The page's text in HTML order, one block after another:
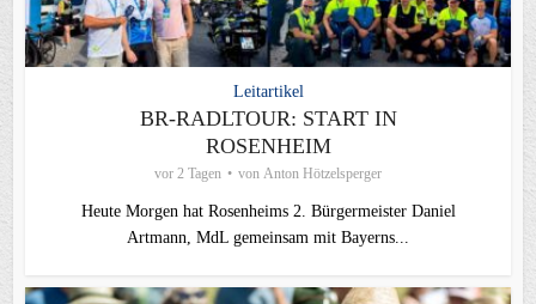
Leitartikel
BR-RADLTOUR: START IN
ROSENHEIM
vor 2 Tagen von Anton Hötzelsperger
Heute Morgen hat Rosenheims 2. Bürgermeister Daniel
Artmann, MdL gemeinsam mit Bayerns...